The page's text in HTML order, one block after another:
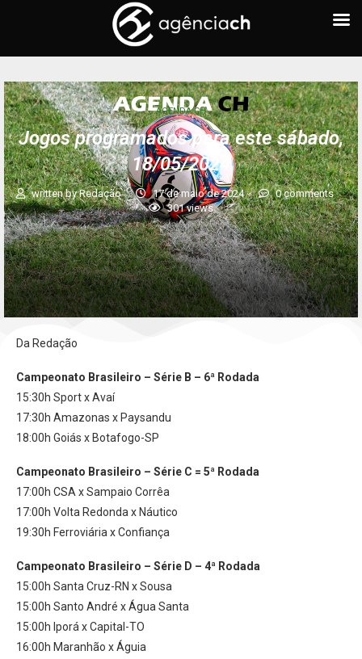
AGENDA CH
Jogos programados para este sábado,
18/05/2024
written byRedação 17 de maio de 2024
0 comments
301views
Da Redação
Campeonato Brasileiro – Série B – 6ª Rodada
15:30h Sport x Avaí
17:30h Amazonas x Paysandu
18:00h Goiás x Botafogo-SP
Campeonato Brasileiro – Série C = 5ª Rodada
17:00h CSA x Sampaio Corrêa
17:00h Volta Redonda x Náutico
19:30h Ferroviária x Confiança
Campeonato Brasileiro – Série D – 4ª Rodada
15:00h Santa Cruz-RN x Sousa
15:00h Santo André x Água Santa
15:00h Iporá x Capital-TO
16:00h Maranhão x Águia